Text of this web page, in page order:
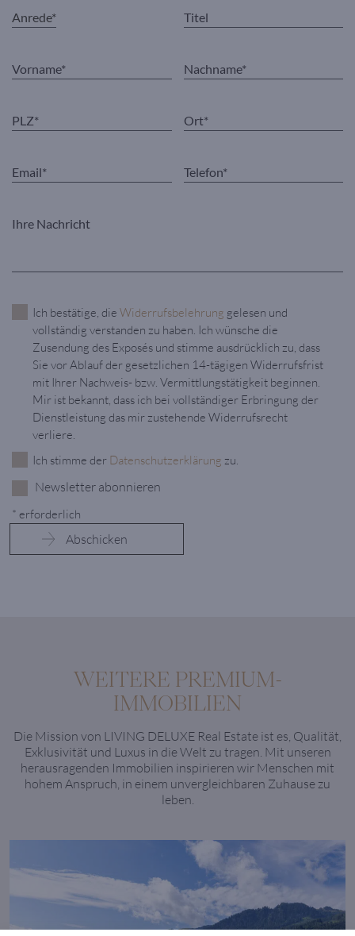
Ich bestätige, die Widerrufsbelehrung gelesen und
vollständig verstanden zu haben. Ich wünsche die
Zusendung des Exposés und stimme ausdrücklich zu, dass
Sie vor Ablauf der gesetzlichen 14-tägigen Widerrufsfrist
mit Ihrer Nachweis- bzw. Vermittlungstätigkeit beginnen.
Mir ist bekannt, dass ich bei vollständiger Erbringung der
Dienstleistung das mir zustehende Widerrufsrecht
verliere.
Ich stimme der Datenschutzerklärung zu.
Newsletter abonnieren
* erforderlich
WEITERE PREMIUM-
IMMOBILIEN
Die Mission von LIVING DELUXE Real Estate ist es, Qualität,
Exklusivität und Luxus in die Welt zu tragen. Mit unseren
herausragenden Immobilien inspirieren wir Menschen mit
hohem Anspruch, in einem unvergleichbaren Zuhause zu
leben.